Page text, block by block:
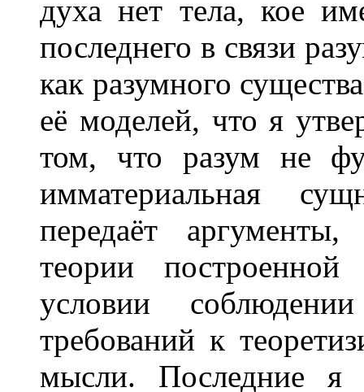
духа нет тела, кое
последнего в связи
как разумного
её моделей, что я
том, что разум не
имматериальная
передаёт
теории
условии
требований к
мысли. Последние я